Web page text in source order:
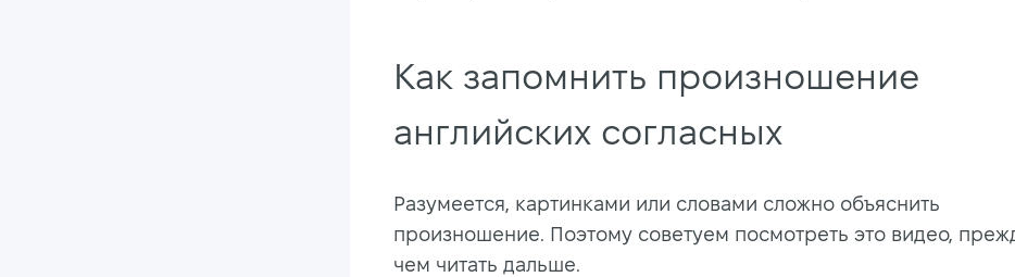
Как запомнить произношение
английских согласных
Разумеется, картинками или словами сложно объяснить
произношение. Поэтому советуем посмотреть это видео,
чем читать дальше.